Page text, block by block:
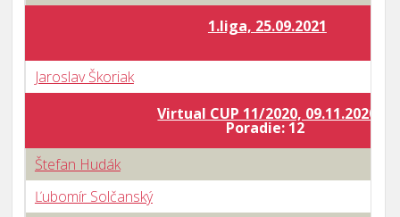
1.liga, 25.09.2021
Jaroslav Škoriak
Virtual CUP 11/2020, 09.11.2020
Poradie: 12
Štefan Hudák
Ľubomír Solčanský